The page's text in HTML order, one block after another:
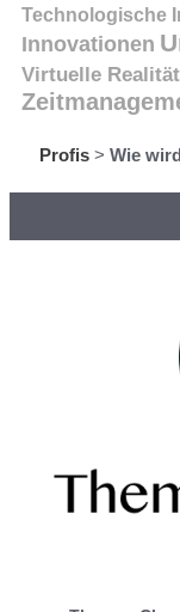
Technologische
Innovationen
Virtuelle Realität
Profis> Wie